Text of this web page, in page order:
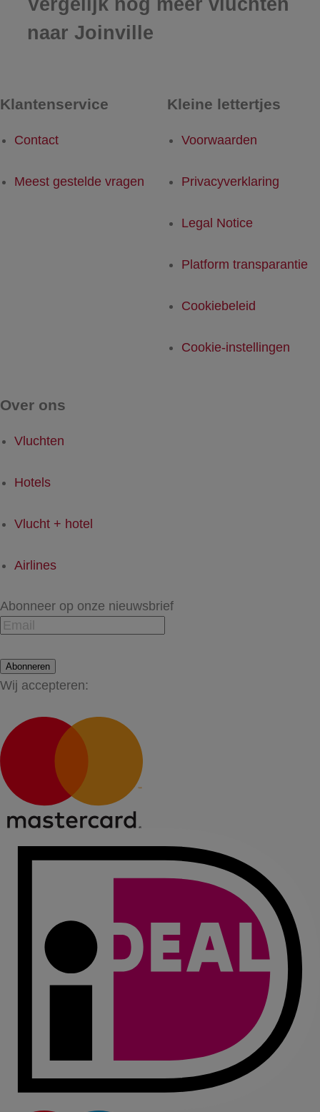
Vergelijk nog meer vluchten
naar Joinville
Klantenservice
Contact
Meest gestelde vragen
Kleine lettertjes
Voorwaarden
Privacyverklaring
Legal Notice
Platform transparantie
Cookiebeleid
Cookie-instellingen
Over ons
Vluchten
Hotels
Vlucht + hotel
Airlines
Abonneer op onze nieuwsbrief
Abonneren
Wij accepteren: